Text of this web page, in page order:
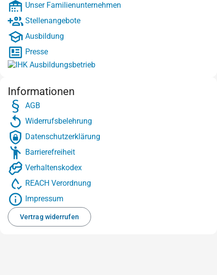
Unser Familienunternehmen
Stellenangebote
Ausbildung
Presse
Informationen
AGB
Widerrufsbelehrung
Datenschutzerklärung
Barrierefreiheit
Verhaltenskodex
REACH Verordnung
Impressum
Vertrag widerrufen